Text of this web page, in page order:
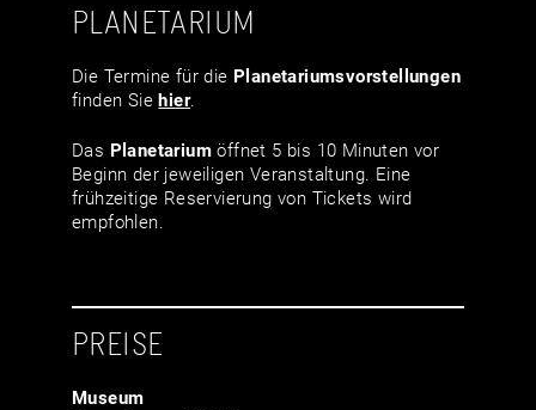
PLANETARIUM
Die Termine für die Planetariumsvor­stellungen
finden Siehier.
Das Planetarium öffnet 5 bis 10 Minuten vor
Beginn der jeweiligen Veranstaltung. Eine
frühzeitige Reservierung von Tickets wird
empfohlen.
PREISE
Museum